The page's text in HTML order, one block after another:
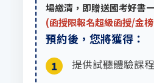
場繳清，即贈送國考好書
(函授限報名超級函授/金
預約後，您將獲得：
1
提供試聽體驗課